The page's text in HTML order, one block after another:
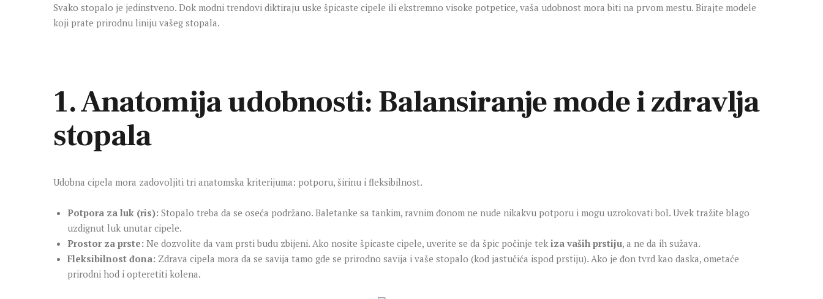
Svako stopalo je jedinstveno. Dok modni trendovi diktiraju uske špicaste cipele ili ekstremno visoke potpetice, vaša udobnost mora biti na prvom mestu. Birajte modele
koji prate prirodnu liniju vašeg stopala.
1. Anatomija udobnosti: Balansiranje mode i zdravlja
stopala
Udobna cipela mora zadovoljiti tri anatomska kriterijuma: potporu, širinu i fleksibilnost.
Potpora za luk (ris):Stopalo treba da se oseća podržano. Baletanke sa tankim, ravnim đonom ne nude nikakvu potporu i mogu uzrokovati bol. Uvek tražite blago
uzdignut luk unutar cipele.
Prostor za prste:Ne dozvolite da vam prsti budu zbijeni. Ako nosite špicaste cipele, uverite se da špic počinje tek iza vaših prstiju, a ne da ih sužava.
Fleksibilnost đona:Zdrava cipela mora da se savija tamo gde se prirodno savija i vaše stopalo (kod jastučića ispod prstiju). Ako je đon tvrd kao daska, ometaće
prirodni hod i opteretiti kolena.